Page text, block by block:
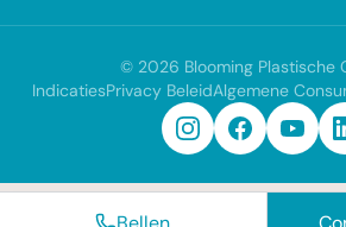
© 2026 Blooming Plastische
IndicatiesPrivacy BeleidAlgemene